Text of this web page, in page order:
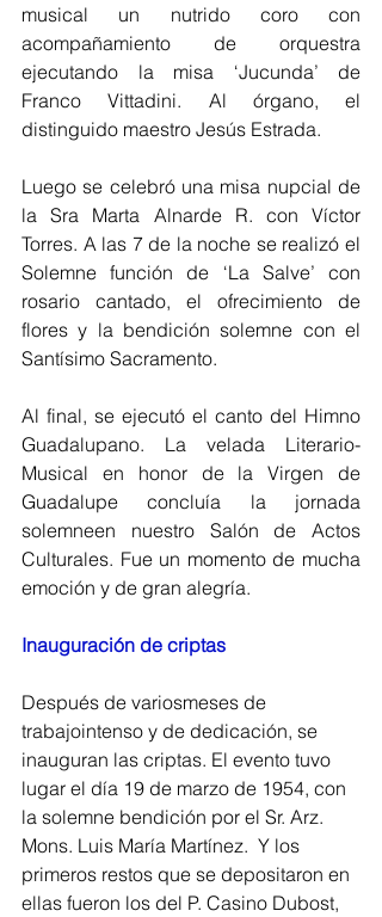
musical un nutrido coro con
acompañamiento de orquestra
ejecutando la misa ‘Jucunda’ de
Franco Vittadini. Al órgano, el
distinguido maestro Jesús Estrada.
Luego se celebró una misa nupcial de
la Sra Marta Alnarde R. con Víctor
Torres. A las 7 de la noche se realizó el
Solemne función de ‘La Salve’ con
rosario cantado, el ofrecimiento de
flores y la bendición solemne con el
Santísimo Sacramento.
Al final, se ejecutó el canto del Himno
Guadalupano. La velada Literario-
Musical en honor de la Virgen de
Guadalupe concluía la jornada
solemneen nuestro Salón de Actos
Culturales. Fue un momento de mucha
emoción y de gran alegría.
Inauguración de criptas
Después de variosmeses de
trabajointenso y de dedicación, se
inauguran las criptas. El evento tuvo
lugar el día 19 de marzo de 1954, con
la solemne bendición por el Sr. Arz.
Mons. Luis María Martínez.  Y los
primeros restos que se depositaron en
ellas fueron los del P. Casino Dubost,